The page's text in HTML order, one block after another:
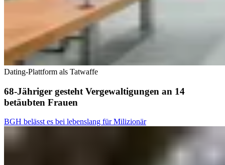
Dating-Plattform als Tatwaffe
68-Jähriger gesteht Vergewaltigungen an 14
betäubten Frauen
BGH belässt es bei lebenslang für Milizionär